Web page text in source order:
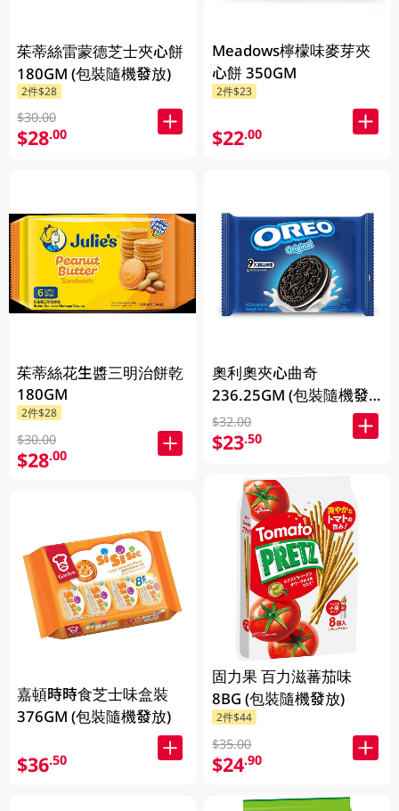
茱蒂絲雷蒙德芝士夾心餅
180GM (包裝隨機發放)
2件$28
$30.00
$28.00
茱蒂絲花生醬三明治餅乾
180GM
2件$28
$30.00
$28.00
嘉頓時時食芝士味盒裝
376GM (包裝隨機發放)
$36.50
Meadows檸檬味麥芽夾
心餅 350GM
2件$23
$22.00
奧利奧夾心曲奇
236.25GM (包裝隨機發
放)
$32.00
$23.50
固力果 百力滋蕃茄味
8BG (包裝隨機發放)
2件$44
$35.00
$24.90